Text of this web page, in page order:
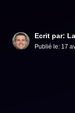
Ecrit par:
Publié le: 17